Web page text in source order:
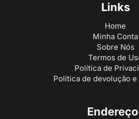
Links
Home
Minha Conta
Sobre Nós
Termos de
Política de
Política de devolução
Endereço